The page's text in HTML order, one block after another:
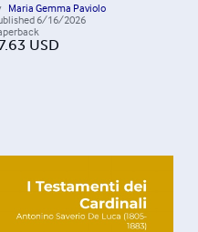
Maria Gemma Paviolo
6/16/2026
USD